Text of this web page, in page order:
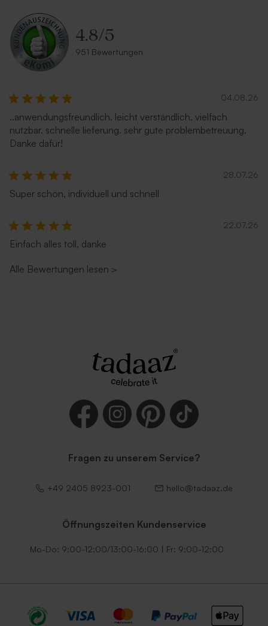
4.8/5
951 Bewertungen
04.08.26
..anwendungsfreundlich. leicht verständlich. vielfach
nutzbar. schnelle lieferung. sehr gute problembetreuung.
Danke dafür!
28.07.26
Super schön, individuell und schnell
22.07.26
Einfach alles toll, danke
Alle Bewertungen lesen >
Fragen zu unserem Service?
+49 2405 8923-001 hello@tadaaz.de
Öffnungszeiten Kundenservice
Mo-Do: 9:00-12:00/13:00-16:00 | Fr: 9:00-12:00